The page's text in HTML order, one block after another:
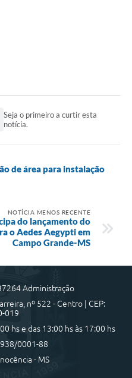
Seja o primeiro a curtir esta
notícia.
de área para instalação
NOTÍCIA MENOS RECENTE
do lançamento do
o Aedes Aegypti em
Campo Grande-MS
Administração
nº 522 - Centro | CEP:
019
hs e das 13:00 hs às 17:00 hs
0001-88
- MS